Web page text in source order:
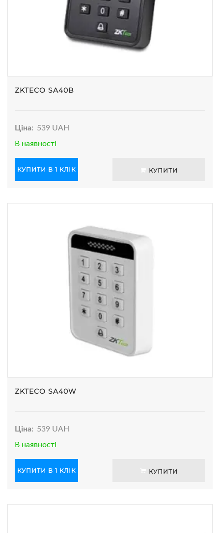
ZKTECO SA40B
Ціна: 539 UAH
В наявності
КУПИТИ В 1 КЛІК КУПИТИ
ZKTECO SA40W
Ціна: 539 UAH
В наявності
КУПИТИ В 1 КЛІК КУПИТИ